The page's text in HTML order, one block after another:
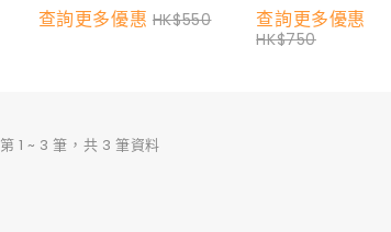
查詢更多優惠 HK$550 查詢更多優惠
HK$750
第 1 ~ 3 筆，共 3 筆資料